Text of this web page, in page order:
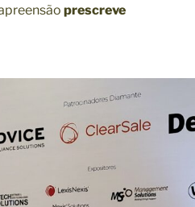
prescreve